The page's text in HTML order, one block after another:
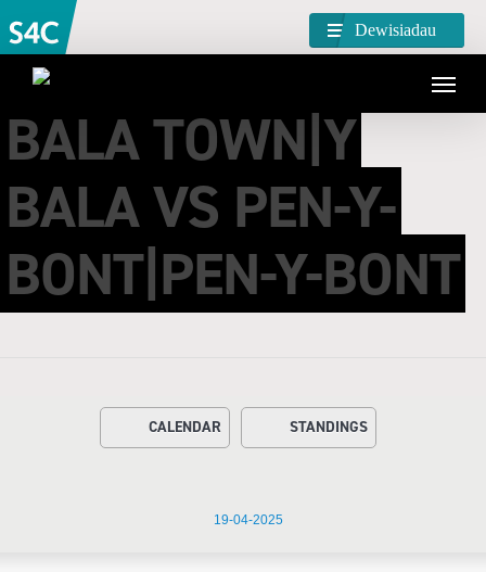
Dewisiadau
BALA TOWN|Y
BALA VS PEN-Y-
BONT|PEN-Y-BONT
CALENDAR STANDINGS
19-04-2025